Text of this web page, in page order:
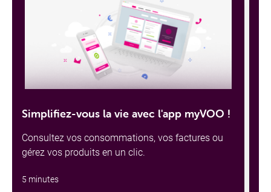
Simplifiez-vous la vie avec l'app myVOO !
Consultez vos consommations, vos factures ou
gérez vos produits en un clic.
5 minutes